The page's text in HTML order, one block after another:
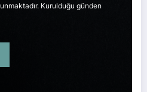
Kurulduğu günden